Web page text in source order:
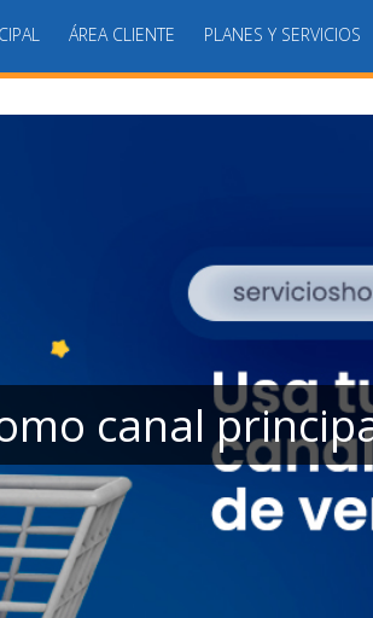
ÁREA CLIENTE PLANES Y SERVICIOS
de ventas